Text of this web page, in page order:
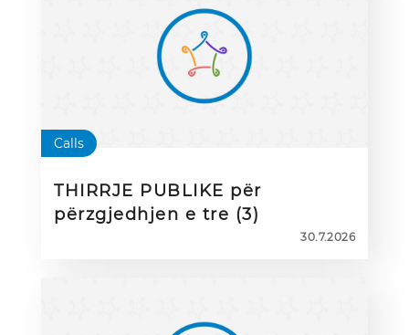
Calls
THIRRJE PUBLIKE për
përzgjedhjen e tre (3)
Ambasadorëve eTwinning për
30.7.2026